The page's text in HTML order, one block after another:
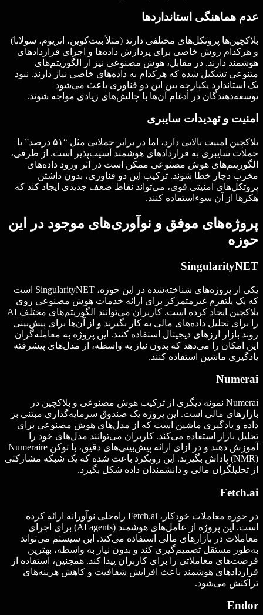
عدم هماهنگی استانداردها
بلاکچین‌ها پروتکل‌های مختلفی دارند (مثلاً بیت‌کوین، اتریوم، سولانا)
و هرکدام روش خاصی برای پردازش داده‌ها و اجرای قراردادهای
هوشمند دارند. در مقابل، هوش مصنوعی نیز از الگوریتم‌های
متنوعی تشکیل شده که هرکدام به داده‌های خاصی نیاز دارند. نبود
یک استاندارد یکپارچه بین این دو فناوری باعث می‌شود
توسعه‌دهندگان در ادغام آن‌ها با چالش‌های زیادی مواجه شوند.
امنیت و تهدیدات سایبری
بلاکچین امنیت بالایی دارد، اما در برابر حملاتی مثل “۵۱ درصد” یا
حملات سایبری به قراردادهای هوشمند آسیب‌پذیر است. از طرفی،
الگوریتم‌های هوش مصنوعی ممکن است در اثر ورود داده‌های
مخرب دچار خطا شوند. ترکیب این دو فناوری، بدون داشتن
پروتکل‌های امنیتی قوی، می‌تواند نقاط ضعف جدیدی ایجاد کند که
هکرها از آن سوءاستفاده کنند.
پروژه‌های موفق و نوآوری‌های موجود در این
حوزه
SingularityNET
یکی از پروژه‌های شناخته‌شده در این حوزه، SingularityNET است
که یک پلتفرم غیرمتمرکز برای ارائه خدمات هوش مصنوعی روی
بلاکچین ایجاد کرده است. کاربران می‌توانند الگوریتم‌های مختلف AI
را برای تحلیل داده‌های مالی به کار بگیرند و از آن‌ها برای پیش‌بینی
روند بازار ارزهای دیجیتال استفاده کنند. این پروژه به معامله‌گران
این امکان را می‌دهد که بدون نیاز به واسطه، از مدل‌های پیشرفته
یادگیری ماشین استفاده کنند.
Numerai
Numerai نمونه دیگری از ترکیب هوش مصنوعی و بلاکچین در
بازارهای مالی است. این پروژه یک صندوق سرمایه‌گذاری مبتنی بر
داده و یادگیری ماشین است که از مدل‌های هوش مصنوعی برای
تحلیل بازار استفاده می‌کند. کاربران می‌توانند مدل‌های خود را
آموزش دهند و در ازای ارائه پیش‌بینی‌های دقیق، با توکن Numeraire
(NMR) پاداش بگیرند. این رویکرد باعث شده که یک شبکه مشارکتی
از تحلیلگران مالی و دانشمندان داده شکل بگیرد.
Fetch.ai
در حوزه معاملات خودکار، Fetch.ai راه‌حلی نوآورانه ارائه کرده
است. این پروژه از عامل‌های هوشمند (AI agents) برای اجرای
معاملات در بازارهای مالی استفاده می‌کند. این سیستم می‌تواند
به‌طور مستقل تصمیم‌گیری کند و بدون نیاز به واسطه، بهترین
فرصت‌های معاملاتی را برای کاربران پیدا کند. همچنین، استفاده از
قراردادهای هوشمند باعث افزایش شفافیت و کاهش هزینه‌های
تراکنش می‌شود.
Endor